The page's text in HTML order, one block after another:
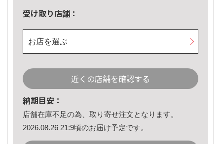
受け取り店舗：
お店を選ぶ
近くの店舗を確認する
納期目安：
店舗在庫不足の為、取り寄せ注文となります。
2026.08.26 21:9頃のお届け予定です。